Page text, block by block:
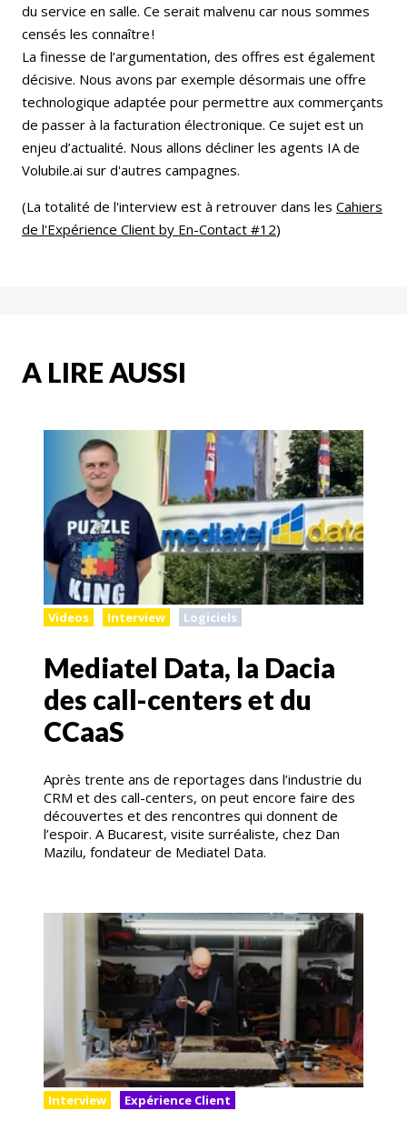
du service en salle. Ce serait malvenu car nous sommes
censés les connaître !
La finesse de l’argumentation, des offres est également
décisive. Nous avons par exemple désormais une offre
technologique adaptée pour permettre aux commerçants
de passer à la facturation électronique. Ce sujet est un
enjeu d’actualité. Nous allons décliner les agents IA de
Volubile.ai sur d'autres campagnes.
(La totalité de l'interview est à retrouver dans les Cahiers
de l'Expérience Client by En-Contact #12)
A LIRE AUSSI
Videos Interview Logiciels
Mediatel Data, la Dacia
des call-centers et du
CCaaS
Après trente ans de reportages dans l’industrie du
CRM et des call-centers, on peut encore faire des
découvertes et des rencontres qui donnent de
l’espoir. A Bucarest, visite surréaliste, chez Dan
Mazilu, fondateur de Mediatel Data.
Interview Expérience Client